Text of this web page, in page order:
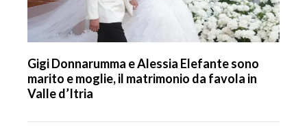
Gigi Donnarumma e Alessia Elefante sono
marito e moglie, il matrimonio da favola in
Valle d’Itria